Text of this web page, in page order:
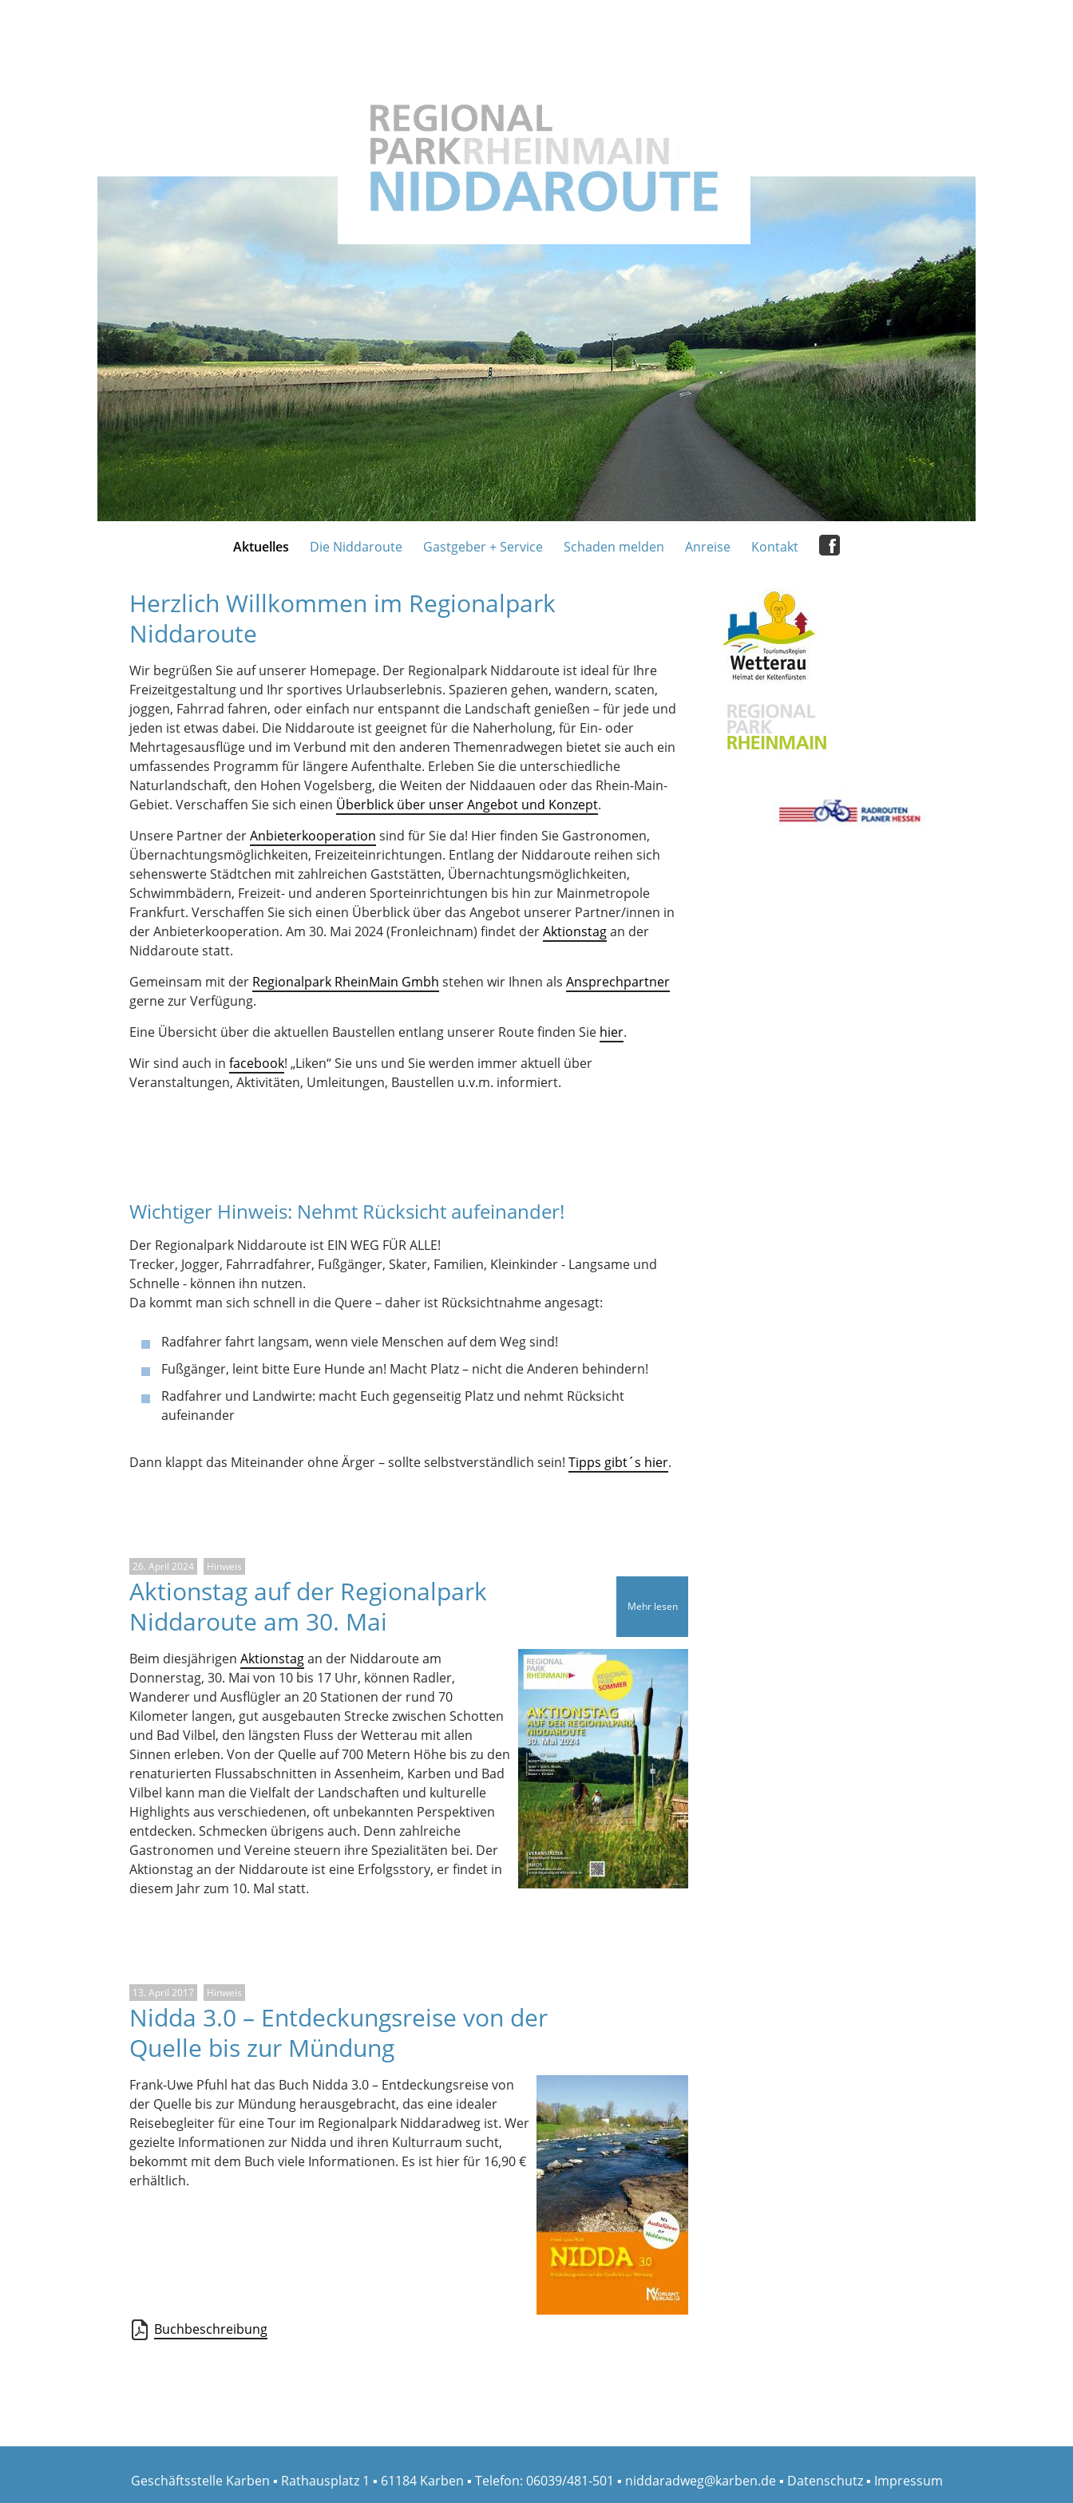
Aktuelles Die Niddaroute Gastgeber + Service Schaden melden Anreise Kontakt
Herzlich Willkommen im Regionalpark
Niddaroute
Wir begrüßen Sie auf unserer Homepage. Der Regionalpark Niddaroute ist ideal für Ihre
Freizeitgestaltung und Ihr sportives Urlaubserlebnis. Spazieren gehen, wandern, scaten,
joggen, Fahrrad fahren, oder einfach nur entspannt die Landschaft genießen – für jede und
jeden ist etwas dabei. Die Niddaroute ist geeignet für die Naherholung, für Ein- oder
Mehrtagesausflüge und im Verbund mit den anderen Themenradwegen bietet sie auch ein
umfassendes Programm für längere Aufenthalte. Erleben Sie die unterschiedliche
Naturlandschaft, den Hohen Vogelsberg, die Weiten der Niddaauen oder das Rhein-Main-
Gebiet. Verschaffen Sie sich einen Überblick über unser Angebot und Konzept.
Unsere Partner derAnbieterkooperation sind für Sie da! Hier finden Sie Gastronomen,
Übernachtungsmöglichkeiten, Freizeiteinrichtungen. Entlang der Niddaroute reihen sich
sehenswerte Städtchen mit zahlreichen Gaststätten, Übernachtungsmöglichkeiten,
Schwimmbädern, Freizeit- und anderen Sporteinrichtungen bis hin zur Mainmetropole
Frankfurt. Verschaffen Sie sich einen Überblick über das Angebot unserer Partner/innen in
der Anbieterkooperation. Am 30. Mai 2024 (Fronleichnam) findet derAktionstagan der
Niddaroute statt.
Gemeinsam mit der Regionalpark RheinMain Gmbh stehen wir Ihnen als Ansprechpartner
gerne zur Verfügung.
Eine Übersicht über die aktuellen Baustellen entlang unserer Route finden Sie hier.
Wir sind auch in facebook! „Liken“ Sie uns und Sie werden immer aktuell über
Veranstaltungen, Aktivitäten, Umleitungen, Baustellen u.v.m. informiert.
Wichtiger Hinweis: Nehmt Rücksicht aufeinander!
Der Regionalpark Niddaroute ist EIN WEG FÜR ALLE!
Trecker, Jogger, Fahrradfahrer, Fußgänger, Skater, Familien, Kleinkinder - Langsame und
Schnelle - können ihn nutzen.
Da kommt man sich schnell in die Quere – daher ist Rücksichtnahme angesagt:
Radfahrer fahrt langsam, wenn viele Menschen auf dem Weg sind!
Fußgänger, leint bitte Eure Hunde an! Macht Platz – nicht die Anderen behindern!
Radfahrer und Landwirte: macht Euch gegenseitig Platz und nehmt Rücksicht
aufeinander
Dann klappt das Miteinander ohne Ärger – sollte selbstverständlich sein! Tipps gibt´s hier.
26. April 2024 Hinweis
Mehr lesen
Aktionstag auf der Regionalpark
Niddaroute am 30. Mai
Beim diesjährigen Aktionstagan der Niddaroute am
Donnerstag, 30. Mai von 10 bis 17 Uhr, können Radler,
Wanderer und Ausflügler an 20 Stationen der rund 70
Kilometer langen, gut ausgebauten Strecke zwischen Schotten
und Bad Vilbel, den längsten Fluss der Wetterau mit allen
Sinnen erleben. Von der Quelle auf 700 Metern Höhe bis zu den
renaturierten Flussabschnitten in Assenheim, Karben und Bad
Vilbel kann man die Vielfalt der Landschaften und kulturelle
Highlights aus verschiedenen, oft unbekannten Perspektiven
entdecken. Schmecken übrigens auch. Denn zahlreiche
Gastronomen und Vereine steuern ihre Spezialitäten bei. Der
Aktionstag an der Niddaroute ist eine Erfolgsstory, er findet in
diesem Jahr zum 10. Mal statt.
13. April 2017 Hinweis
Nidda 3.0 – Entdeckungsreise von der
Quelle bis zur Mündung
Frank-Uwe Pfuhl hat das Buch Nidda 3.0 – Entdeckungsreise von
der Quelle bis zur Mündung herausgebracht, das eine idealer
Reisebegleiter für eine Tour im Regionalpark Niddaradweg ist. Wer
gezielte Informationen zur Nidda und ihren Kulturraum sucht,
bekommt mit dem Buch viele Informationen. Es ist hier für 16,90 €
erhältlich.
Buchbeschreibung
Geschäftsstelle Karben ▪ Rathausplatz 1 ▪ 61184 Karben ▪ Telefon: 06039/481-501 ▪ niddaradweg@karben.de▪ Datenschutz▪ Impressum